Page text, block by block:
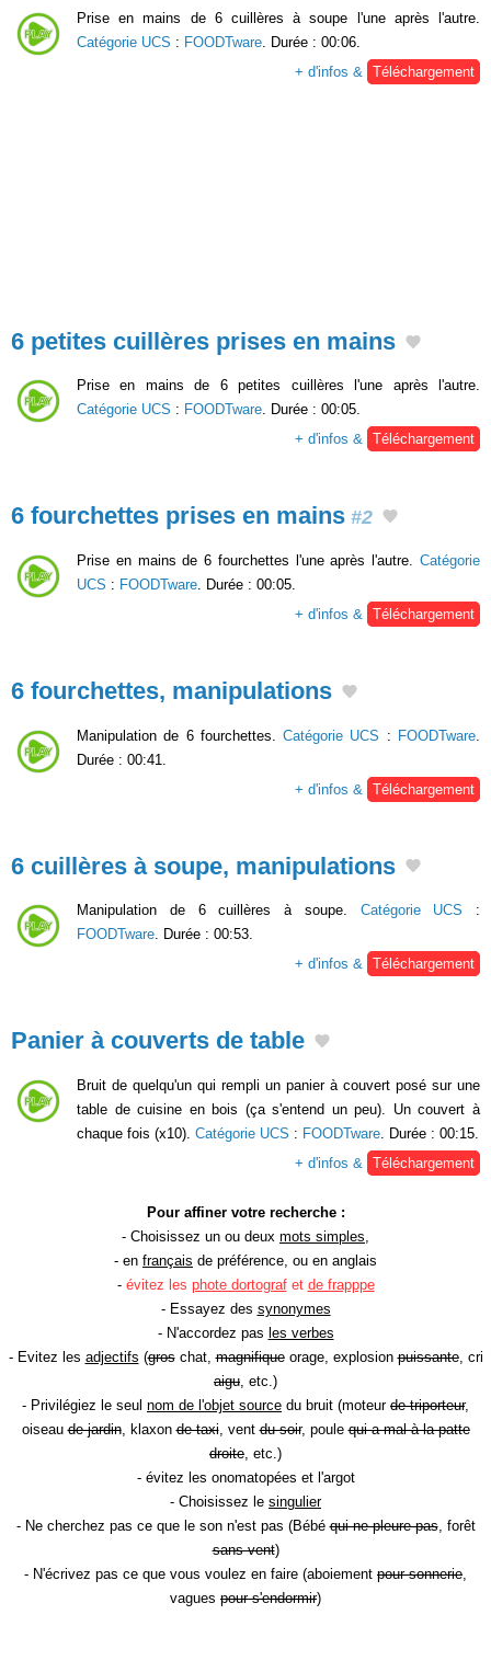
Prise en mains de 6 cuillères à soupe l'une après l'autre.
Catégorie UCS : FOODTware . Durée : 00:06.
+ d'infos &
Téléchargement
6 petites cuillères prises en mains
Prise en mains de 6 petites cuillères l'une après l'autre.
Catégorie UCS : FOODTware. Durée : 00:05.
+ d'infos & Téléchargement
6 fourchettes prises en mains #2
Prise en mains de 6 fourchettes l'une après l'autre. Catégorie
UCS : FOODTware. Durée : 00:05.
+ d'infos & Téléchargement
6 fourchettes, manipulations
Manipulation de 6 fourchettes.Catégorie UCS : FOODTware
Durée : 00:41.
+ d'infos &
Téléchargement
6 cuillères à soupe, manipulations
Manipulation de 6 cuillères à soupe. Catégorie UCS :
FOODTware. Durée : 00:53.
+ d'infos & Téléchargement
Panier à couverts de table
Bruit de quelqu'un qui rempli un panier à couvert posé sur une
table de cuisine en bois (ça s'entend un peu). Un couvert à
chaque fois (x10). Catégorie UCS : FOODTware . Durée : 00:15.
+ d'infos &
Téléchargement
Pour affiner votre recherche :
- Choisissez un ou deux mots simples
- en français de préférence, ou en anglais
- évitez les phote dortografet de frapppe
- Essayez des synonymes
- N'accordez pas les verbes
- Evitez les adjectifs (groschat,magnifiqueorage, explosionpuissante, cri
aigu , etc.)
- Privilégiez le seul nom de l'objet source du bruit (moteur de triporteur,
oiseaude jardin, klaxonde taxi, ventdu soir, poulequi a mal à la patte
droite , etc.)
- évitez les onomatopées et l'argot
- Choisissez le singulier
- Ne cherchez pas ce que le son n'est pas (Bébéqui ne pleure pas, forêt
sans vent)
- N'écrivez pas ce que vous voulez en faire (aboiement pour sonnerie
vagues pour s'endormir)